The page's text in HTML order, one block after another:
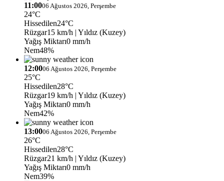
11:0006 Ağustos 2026, Perşembe
24°C
Hissedilen24°C
Rüzgar15 km/h | Yıldız (Kuzey)
Yağış Miktarı0 mm/h
Nem48%
12:0006 Ağustos 2026, Perşembe
25°C
Hissedilen28°C
Rüzgar19 km/h | Yıldız (Kuzey)
Yağış Miktarı0 mm/h
Nem42%
13:0006 Ağustos 2026, Perşembe
26°C
Hissedilen28°C
Rüzgar21 km/h | Yıldız (Kuzey)
Yağış Miktarı0 mm/h
Nem39%